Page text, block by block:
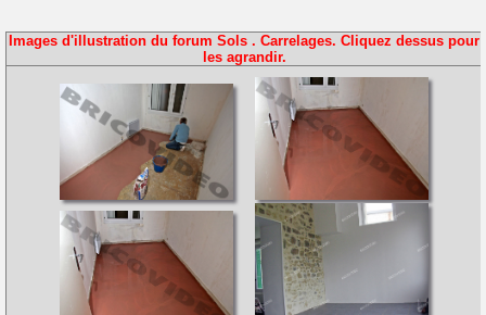
Images d'illustration du forum Sols . Carrelages. Cliquez dessus pour
les agrandir.